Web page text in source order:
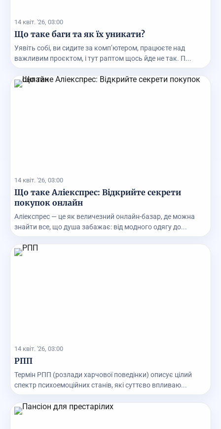
14 квіт. '26, 03:00
Що таке баги та як їх уникати?
Уявіть собі, ви сидите за комп’ютером, працюєте над
важливим проєктом, і тут раптом щось йде не так. П...
14 квіт. '26, 03:00
Що таке Аліекспрес: Відкрийте секрети
покупок онлайн
Аліекспрес — це як величезний онлайн-базар, де можна
знайти все, що душа забажає: від модного одягу до...
14 квіт. '26, 03:00
РПП
Термін РПП (розлади харчової поведінки) описує цілий
спектр психоемоційних станів, які суттєво впливаю...